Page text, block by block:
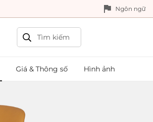
Ngôn ngữ
Giá & Thông số Hình ảnh